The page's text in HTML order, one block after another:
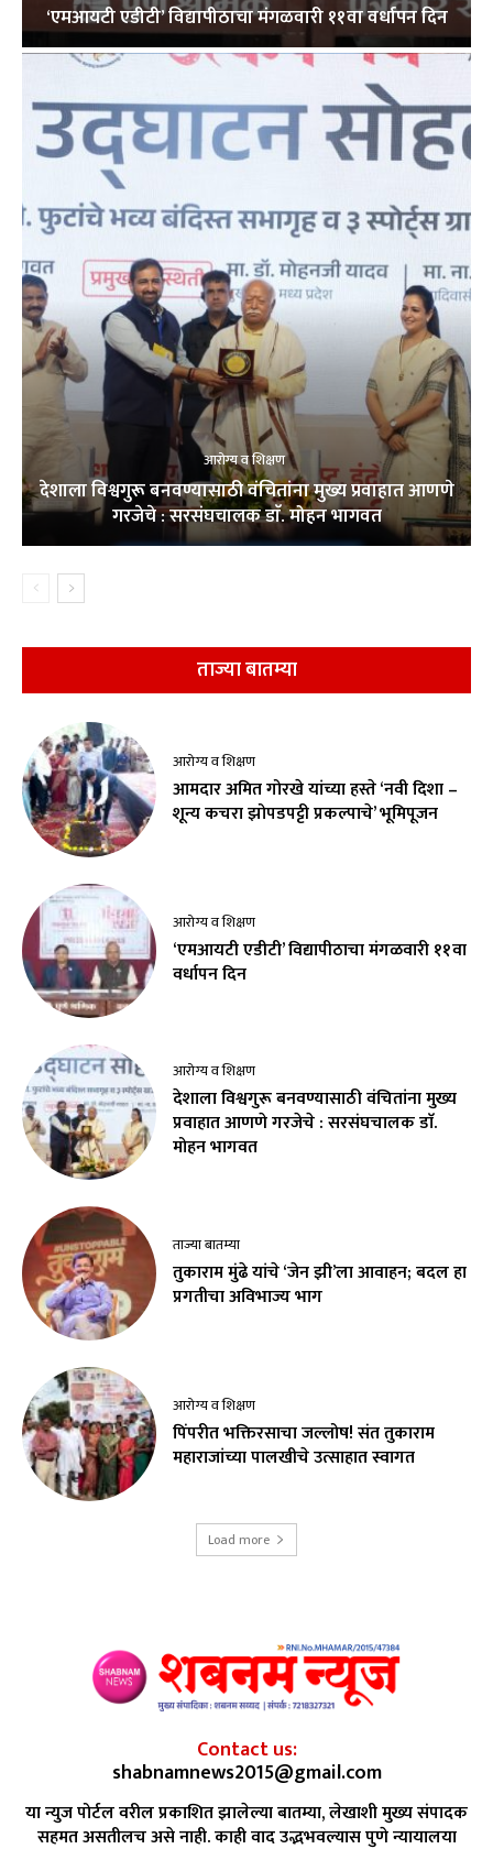
‘एमआयटी एडीटी’ विद्यापीठाचा मंगळवारी ११वा वर्धापन दिन
आरोग्य व शिक्षण
देशाला विश्वगुरू बनवण्यासाठी वंचितांना मुख्य प्रवाहात आणणे
गरजेचे : सरसंघचालक डाॅ. मोहन भागवत
ताज्या बातम्या
आरोग्य व शिक्षण
आमदार अमित गोरखे यांच्या हस्ते ‘नवी दिशा –
शून्य कचरा झोपडपट्टी प्रकल्पाचे’ भूमिपूजन
आरोग्य व शिक्षण
‘एमआयटी एडीटी’ विद्यापीठाचा मंगळवारी ११वा
वर्धापन दिन
आरोग्य व शिक्षण
देशाला विश्वगुरू बनवण्यासाठी वंचितांना मुख्य
प्रवाहात आणणे गरजेचे : सरसंघचालक डाॅ.
मोहन भागवत
ताज्या बातम्या
तुकाराम मुंढे यांचे ‘जेन झी’ला आवाहन; बदल हा
प्रगतीचा अविभाज्य भाग
आरोग्य व शिक्षण
पिंपरीत भक्तिरसाचा जल्लोष! संत तुकाराम
महाराजांच्या पालखीचे उत्साहात स्वागत
Load more
Contact us:
shabnamnews2015@gmail.com
या न्युज पोर्टल वरील प्रकाशित झालेल्या बातम्या, लेखाशी मुख्य संपादक
सहमत असतीलच असे नाही. काही वाद उद्भभवल्यास पुणे न्यायालया